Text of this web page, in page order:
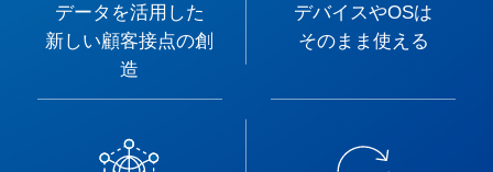
データを活用した
新しい顧客接点の創
造
デバイスやOSは
そのまま使える